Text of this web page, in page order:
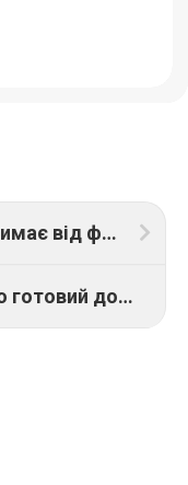
Школа мистецтв у Бучі отримає від фонду Lufthansa додаткові 2 мільйони на відновлення
Премʼєр-міністр Тайваню готовий допомогти перебудувати Київ “у розумне цифрове місто”